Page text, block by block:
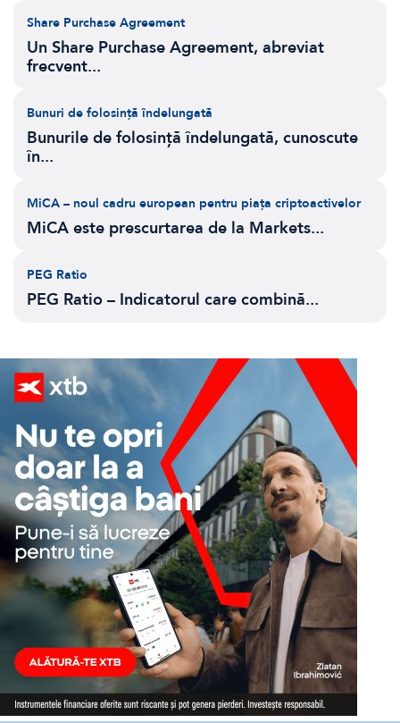
Share Purchase Agreement
Un Share Purchase Agreement, abreviat
frecvent...
Bunuri de folosință îndelungată
Bunurile de folosință îndelungată, cunoscute
în...
MiCA – noul cadru european pentru piața criptoactivelor
MiCA este prescurtarea de la Markets...
PEG Ratio
PEG Ratio – Indicatorul care combină...